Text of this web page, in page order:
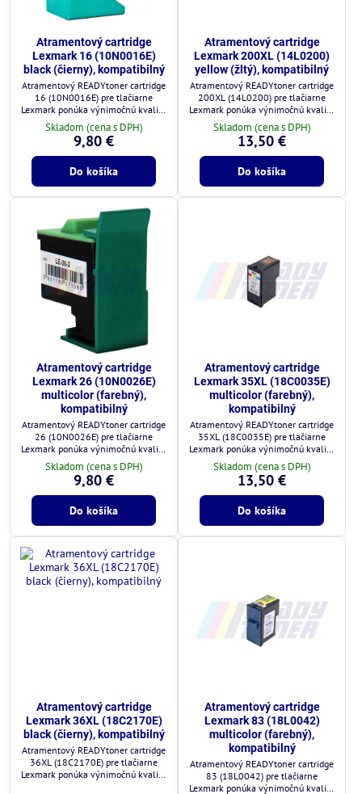
Atramentový cartridge
Lexmark 16 (10N0016E)
black (čierny), kompatibilný
Atramentový READYtoner cartridge
16 (10N0016E) pre tlačiarne
Lexmark ponúka výnimočnú kvalitu
za zlomok ceny.
Skladom (cena s DPH)
9,80 €
Do košíka
Atramentový cartridge
Lexmark 200XL (14L0200)
yellow (žltý), kompatibilný
Atramentový READYtoner cartridge
200XL (14L0200) pre tlačiarne
Lexmark ponúka výnimočnú kvalitu
za zlomok ceny.
Skladom (cena s DPH)
13,50 €
Do košíka
Atramentový cartridge
Lexmark 26 (10N0026E)
multicolor (farebný),
kompatibilný
Atramentový READYtoner cartridge
26 (10N0026E) pre tlačiarne
Lexmark ponúka výnimočnú kvalitu
za zlomok ceny.
Skladom (cena s DPH)
9,80 €
Do košíka
Atramentový cartridge
Lexmark 35XL (18C0035E)
multicolor (farebný),
kompatibilný
Atramentový READYtoner cartridge
35XL (18C0035E) pre tlačiarne
Lexmark ponúka výnimočnú kvalitu
za zlomok ceny.
Skladom (cena s DPH)
13,50 €
Do košíka
Atramentový cartridge
Lexmark 36XL (18C2170E)
black (čierny), kompatibilný
Atramentový READYtoner cartridge
36XL (18C2170E) pre tlačiarne
Lexmark ponúka výnimočnú kvalitu
Atramentový cartridge
Lexmark 83 (18L0042)
multicolor (farebný),
kompatibilný
Atramentový READYtoner cartridge
83 (18L0042) pre tlačiarne
Lexmark ponúka výnimočnú kvalitu